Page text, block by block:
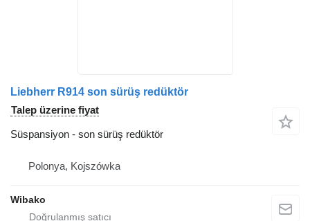
Liebherr R914 son sürüş redüktör
Talep üzerine fiyat
Süspansiyon - son sürüş redüktör
Polonya, Kojszówka
Wibako